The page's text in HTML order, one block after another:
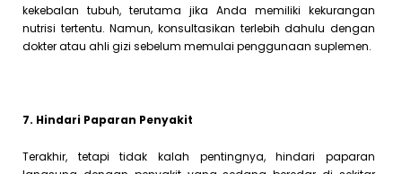
kekebalan tubuh, terutama jika Anda memiliki kekurangan
nutrisi tertentu. Namun, konsultasikan terlebih dahulu dengan
dokter atau ahli gizi sebelum memulai penggunaan suplemen.
7. Hindari Paparan Penyakit
Terakhir, tetapi tidak kalah pentingnya, hindari paparan